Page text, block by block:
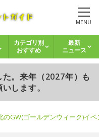
MENU
カテゴリ別
おすすめ
最新
ニュース
。来年（2027年）も
します。
のGW(ゴールデンウィーク)イ